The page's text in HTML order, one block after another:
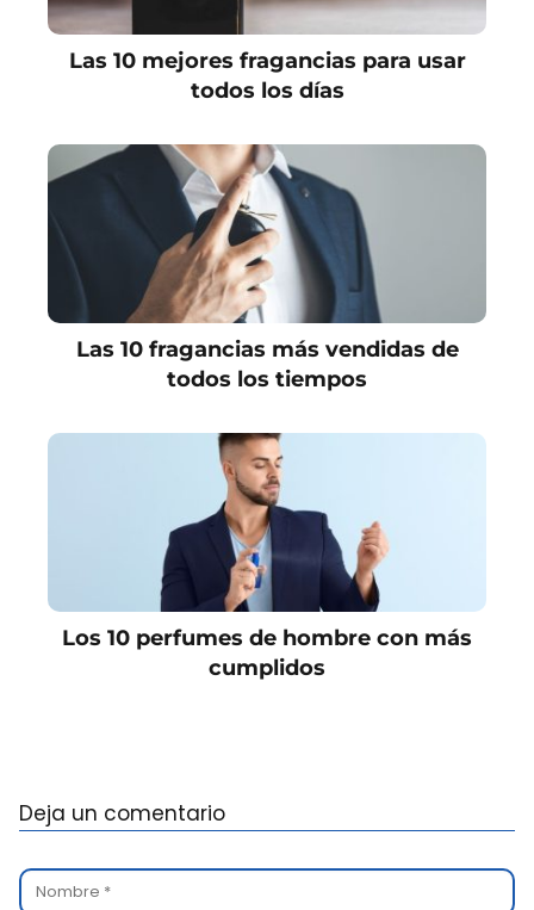
Las 10 mejores fragancias para usar
todos los días
Las 10 fragancias más vendidas de
todos los tiempos
Los 10 perfumes de hombre con más
cumplidos
Deja un comentario